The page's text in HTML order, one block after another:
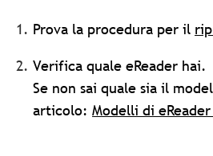
Prova la procedura per il
Verifica quale eReader hai.
Se non sai quale sia il
articolo: Modelli di eReader